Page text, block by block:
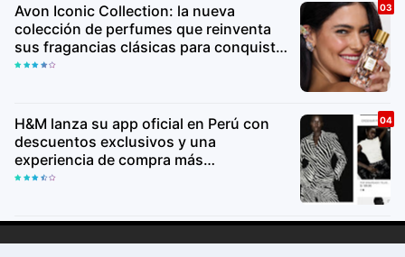
Avon Iconic Collection: la nueva
colección de perfumes que reinventa
sus fragancias clásicas para conquistar
nuevas generaciones
H&M lanza su app oficial en Perú con
descuentos exclusivos y una
experiencia de compra más
personalizada